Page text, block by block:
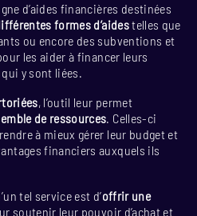
d’aides financières destinées
formes d’aidestelles que
ou encore des subventions et
les aider à financer leurs
y sont liées.
, l’outil leur permet
de ressources. Celles-ci
à mieux gérer leur budget et
financiers auxquels ils
tel service est d’offrir une
soutenir leur pouvoir d’achat et